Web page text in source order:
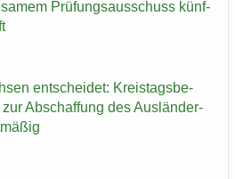
Prü­fungs­aus­schuss künf­
ent­schei­det: Kreis­tags­be­
Ab­schaf­fung des Aus­län­der­